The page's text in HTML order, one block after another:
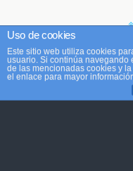
Móvil
Uso de cookies
Este sitio web utiliza cookies
usuario. Si continúa navegando
de las mencionadas cookies y
el enlace para mayor